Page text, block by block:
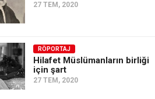
27 TEM, 2020
RÖPORTAJ
Hilafet Müslümanların birliği
için şart
27 TEM, 2020